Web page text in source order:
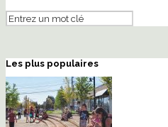
Les plus populaires